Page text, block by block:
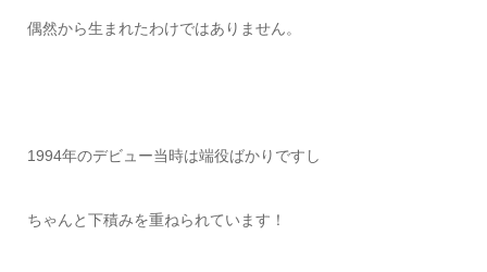
偶然から生まれたわけではありません。
1994年のデビュー当時は端役ばかりですし
ちゃんと下積みを重ねられています！